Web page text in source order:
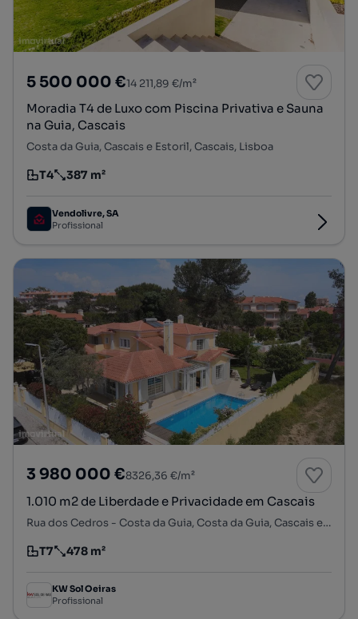
5 500 000 €14 211,89 €/m²
Moradia T4 de Luxo com Piscina Privativa e Sauna
na Guia, Cascais
Costa da Guia, Cascais e Estoril, Cascais, Lisboa
Tipologia
T4
Preço por metro quadrado
387 m²
Vendolivre, SA
Profissional
3 980 000 €8326,36 €/m²
1.010 m2 de Liberdade e Privacidade em Cascais
Rua dos Cedros - Costa da Guia, Costa da Guia, Cascais e Estoril, Cascais, Lisboa
Tipologia
T7
Preço por metro quadrado
478 m²
KW Sol Oeiras
Profissional